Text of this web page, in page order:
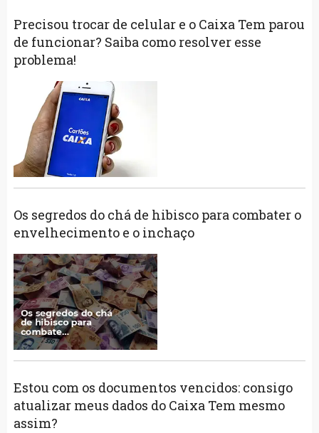
Precisou trocar de celular e o Caixa Tem parou
de funcionar? Saiba como resolver esse
problema!
Os segredos do chá de hibisco para combater o
envelhecimento e o inchaço
Estou com os documentos vencidos: consigo
atualizar meus dados do Caixa Tem mesmo
assim?